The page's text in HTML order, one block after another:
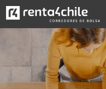
Invertir en fondos mutuos